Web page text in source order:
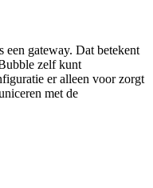
een gateway. Dat betekent
zelf kunt
er alleen voor zorgt
met de